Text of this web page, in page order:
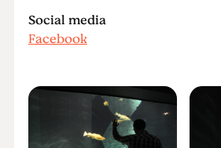
Social media
Facebook